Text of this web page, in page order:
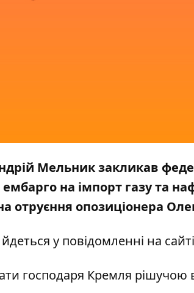
Мельник закликав
на імпорт газу та
отруєння опозиціонера
у повідомленні на сайті
господаря Кремля рішучою